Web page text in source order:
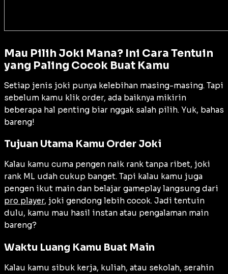
Mau Pilih Joki Mana? Ini Cara Tentuin
yang Paling Cocok Buat Kamu
Setiap jenis joki punya kelebihan masing-masing. Tapi
sebelum kamu klik order, ada baiknya mikirin
beberapa hal penting biar nggak salah pilih. Yuk, bahas
bareng!
Tujuan Utama Kamu Order Joki
Kalau kamu cuma pengen naik rank tanpa ribet, joki
rank ML udah cukup banget. Tapi kalau kamu juga
pengen ikut main dan belajar gameplay langsung dari
pro player, joki gendong lebih cocok. Jadi tentuin
dulu, kamu mau hasil instan atau pengalaman main
bareng?
Waktu Luang Kamu Buat Main
Kalau kamu sibuk kerja, kuliah, atau sekolah, serahin